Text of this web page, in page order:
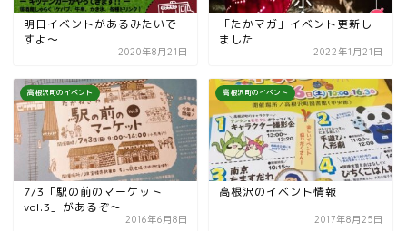
明日イベントがあるみたいで
すよ〜
2020年8月21日
「たかマガ」イベント更新し
ました
2022年1月21日
高根沢町のイベント
7/3「駅の前のマーケット
vol.3」があるぞ〜
2016年6月8日
高根沢町のイベント
高根沢のイベント情報
2017年8月25日